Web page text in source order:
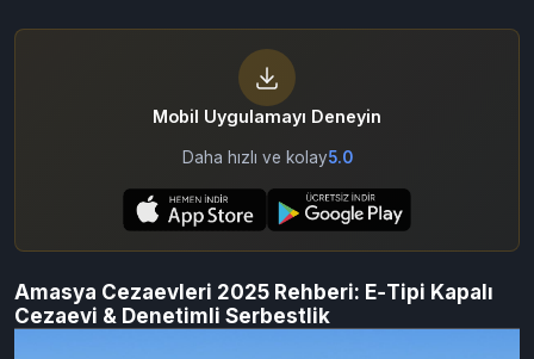
Amasya Cezaevleri
By Cezaevine Mektup 11/08/2025
Mobil Uygulamayı Deneyin